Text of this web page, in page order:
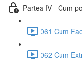
Partea IV - Cum
061 Cum
062 Cum